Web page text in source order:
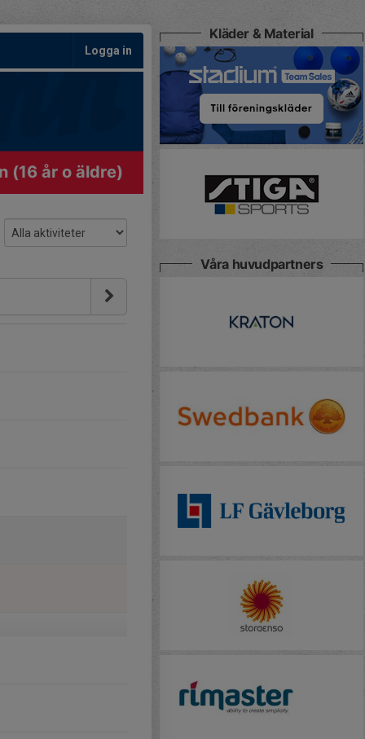
Logga in
(16 år o äldre)
Kläder & Material
Våra huvudpartners